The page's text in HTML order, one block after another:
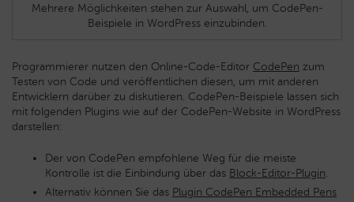
Mehrere Möglichkeiten stehen zur Auswahl, um CodePen-
Beispiele in WordPress einzubinden.
Programmierer nutzen den Online-Code-Editor CodePen zum
Testen von Code und veröffentlichen diesen, um mit anderen
Entwicklern darüber zu diskutieren. CodePen-Beispiele lassen sich
mit folgenden Plugins wie auf der CodePen-Website in WordPress
darstellen:
Der von CodePen empfohlene Weg für die meiste
Kontrolle ist die Einbindung über das Block-Editor-Plugin.
Alternativ können Sie das Plugin CodePen Embedded Pens